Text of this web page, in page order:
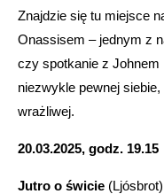
Znajdzie się tu miejsce
Onassisem – jednym z
czy spotkanie z Johnem
niezwykle pewnej
wrażliwej.
20.03.2025, godz. 19.15
Jutro o świcie